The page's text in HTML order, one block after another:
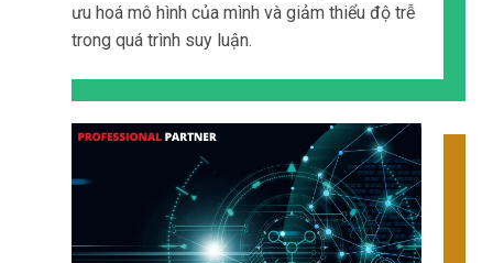
ưu hoá mô hình của mình và giảm thiểu độ trễ
trong quá trình suy luận.